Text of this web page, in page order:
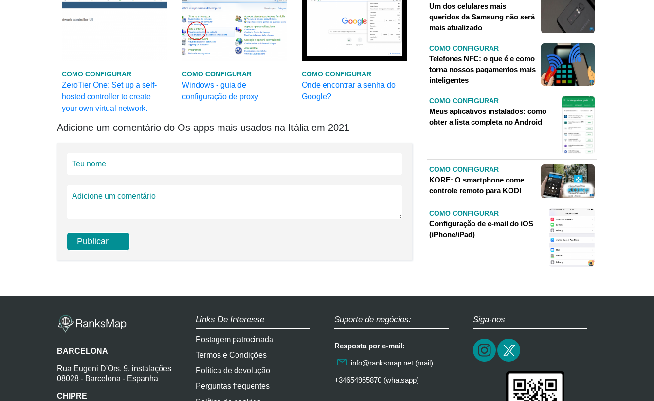
COMO CONFIGURAR
ZeroTier One: Set up a self-
hosted controller to create
your own virtual network.
COMO CONFIGURAR
Windows - guia de
configuração de proxy
COMO CONFIGURAR
Onde encontrar a senha do
Google?
Adicione um comentário do Os apps mais usados ​​na Itália em 2021
Um dos celulares mais
queridos da Samsung não será
mais atualizado
COMO CONFIGURAR
Telefones NFC: o que é e como
torna nossos pagamentos mais
inteligentes
COMO CONFIGURAR
Meus aplicativos instalados: como
obter a lista completa no Android
COMO CONFIGURAR
KORE: O smartphone come
controle remoto para KODI
COMO CONFIGURAR
Configuração de e-mail do iOS
(iPhone/iPad)
BARCELONA
Rua Eugeni D'Ors, 9, instalações
08028 - Barcelona - Espanha
CHIPRE
Links De Interesse
Postagem patrocinada
Termos e Condições
Política de devolução
Perguntas frequentes
Suporte de negócios:
Resposta por e-mail:
info@ranksmap.net (mail)
+34654965870 (whatsapp)
Siga-nos